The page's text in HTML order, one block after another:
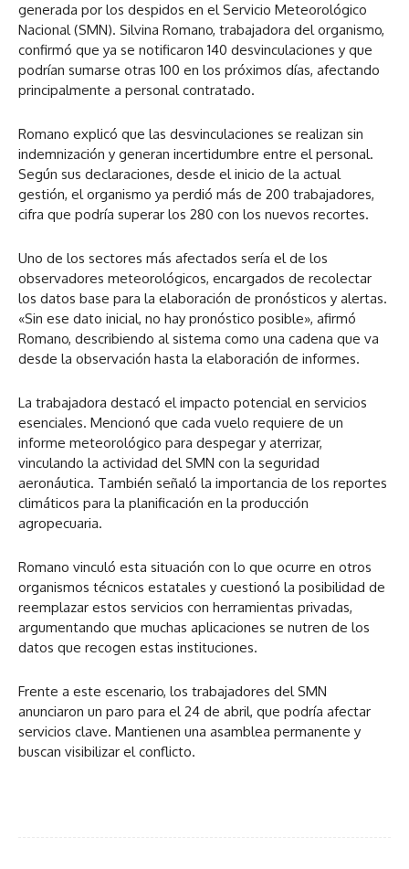
generada por los despidos en el Servicio Meteorológico
Nacional (SMN). Silvina Romano, trabajadora del organismo,
confirmó que ya se notificaron 140 desvinculaciones y que
podrían sumarse otras 100 en los próximos días, afectando
principalmente a personal contratado.
Romano explicó que las desvinculaciones se realizan sin
indemnización y generan incertidumbre entre el personal.
Según sus declaraciones, desde el inicio de la actual
gestión, el organismo ya perdió más de 200 trabajadores,
cifra que podría superar los 280 con los nuevos recortes.
Uno de los sectores más afectados sería el de los
observadores meteorológicos, encargados de recolectar
los datos base para la elaboración de pronósticos y alertas.
«Sin ese dato inicial, no hay pronóstico posible», afirmó
Romano, describiendo al sistema como una cadena que va
desde la observación hasta la elaboración de informes.
La trabajadora destacó el impacto potencial en servicios
esenciales. Mencionó que cada vuelo requiere de un
informe meteorológico para despegar y aterrizar,
vinculando la actividad del SMN con la seguridad
aeronáutica. También señaló la importancia de los reportes
climáticos para la planificación en la producción
agropecuaria.
Romano vinculó esta situación con lo que ocurre en otros
organismos técnicos estatales y cuestionó la posibilidad de
reemplazar estos servicios con herramientas privadas,
argumentando que muchas aplicaciones se nutren de los
datos que recogen estas instituciones.
Frente a este escenario, los trabajadores del SMN
anunciaron un paro para el 24 de abril, que podría afectar
servicios clave. Mantienen una asamblea permanente y
buscan visibilizar el conflicto.